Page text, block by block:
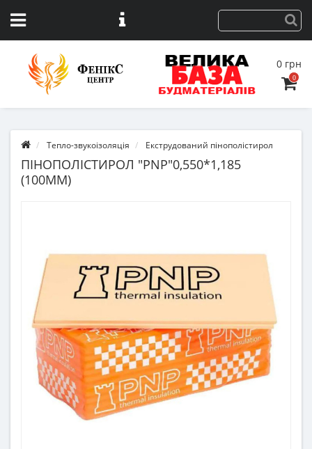
0 грн
0
Тепло-звукоізоляція Екструдований пінополістирол
ПІНОПОЛІСТИРОЛ "PNP"0,550*1,185
(100ММ)